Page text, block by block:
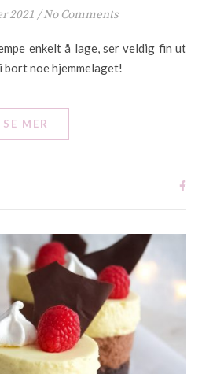
2021 /No Comments
bort noe hjemmelaget!
SE MER